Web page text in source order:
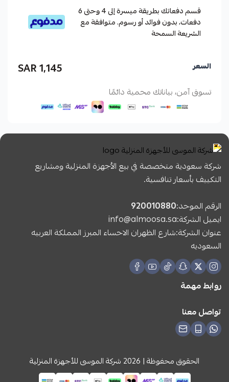
قسم دفعاتك بطريقة ميسرة إلى 4 وحتى 6
دفعات، بدون فوائد أو رسوم. متوافقة مع
الشريعة السمحة
السعر 1,145 SAR
تسوق آمن، بياناتك محمية دائمًا
شركة سعودية متخصصة في بيع الأجهزة المنزلية ومشاريع
التكييف بأسعار تنافسية.
الرقم الموحد:920010880
ايميل الشركة:info@almoosa.sa
عنوان الشركة:شارع الظهران الاحساء المبرز المملكة العربيه
السعوديه
روابط مهمة
تواصل معنا
الحقوق محفوظة | 2026 شركة الموسى للأجهزة المنزلية